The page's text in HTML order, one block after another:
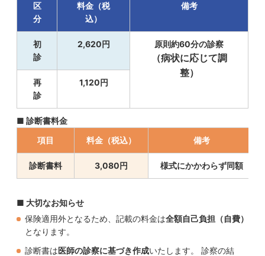
区
分
料金（税
込）
備考
初
診
2,620円 原則約60分の診察
（病状に応じて調
整）
再
診
1,120円
■ 診断書料金
項目
料金（税込） 備考
診断書料 3,080円 様式にかかわらず同額
■ 大切なお知らせ
保険適用外となるため、記載の料金は全額自己負担（自費）
となります。
診断書は医師の診察に基づき作成いたします。 診察の結